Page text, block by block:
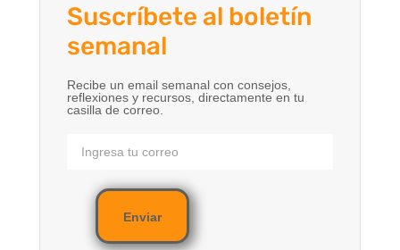
Suscríbete al boletín
semanal
Recibe un email semanal con consejos,
reflexiones y recursos, directamente en tu
casilla de correo.
Enviar